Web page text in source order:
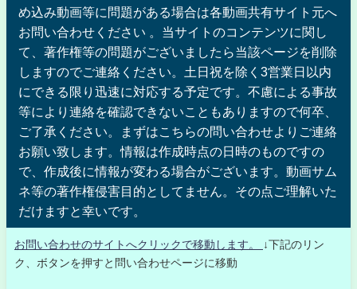
め込み動画等に問題がある場合は各動画共有サイト元へ
お問い合わせください 。当サイトのコンテンツに関し
て、著作権等の問題がございましたら当該ページを削除
しますのでご連絡ください。土日祝を除く3営業日以内
にできる限り迅速に対応する予定です。不慮による事故
等により連絡を確認できないこともありますので何卒、
ご了承ください。まずはこちらの問い合わせよりご連絡
お願い致します。情報は作成時点の日時のものですの
で、作成後に情報が変わる場合がございます。動画サム
ネ等の著作権侵害目的としてません。その点ご理解いた
だけますと幸いです。
お問い合わせのサイトへクリックで移動します。
↓下記のリン
ク、ボタンを押すと問い合わせページに移動